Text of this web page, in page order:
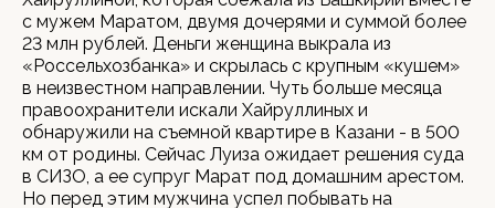
с мужем Маратом, двумя дочерями и суммой более
23 млн рублей. Деньги женщина выкрала из
«Россельхозбанка» и скрылась с крупным «кушем»
в неизвестном направлении. Чуть больше месяца
правоохранители искали Хайруллиных и
обнаружили на съемной квартире в Казани - в 500
км от родины. Сейчас Луиза ожидает решения суда
в СИЗО, а ее супруг Марат под домашним арестом.
Но перед этим мужчина успел побывать на